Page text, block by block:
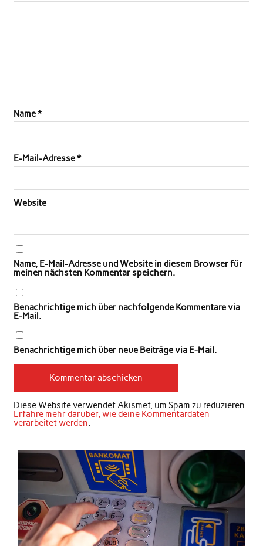
Name*
E-Mail-Adresse*
Website
Name, E-Mail-Adresse und Website in diesem Browser für
meinen nächsten Kommentar speichern.
Benachrichtige mich über nachfolgende Kommentare via
E-Mail.
Benachrichtige mich über neue Beiträge via E-Mail.
Diese Website verwendet Akismet, um Spam zu reduzieren.
Erfahre mehr darüber, wie deine Kommentardaten
verarbeitet werden.